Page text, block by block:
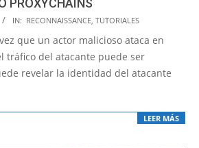
PROXYCHAINS
IN: RECONNAISSANCE, TUTORIALES
vez que un actor malicioso ataca en
tráfico del atacante puede ser
revelar la identidad del atacante
LEER MÁS